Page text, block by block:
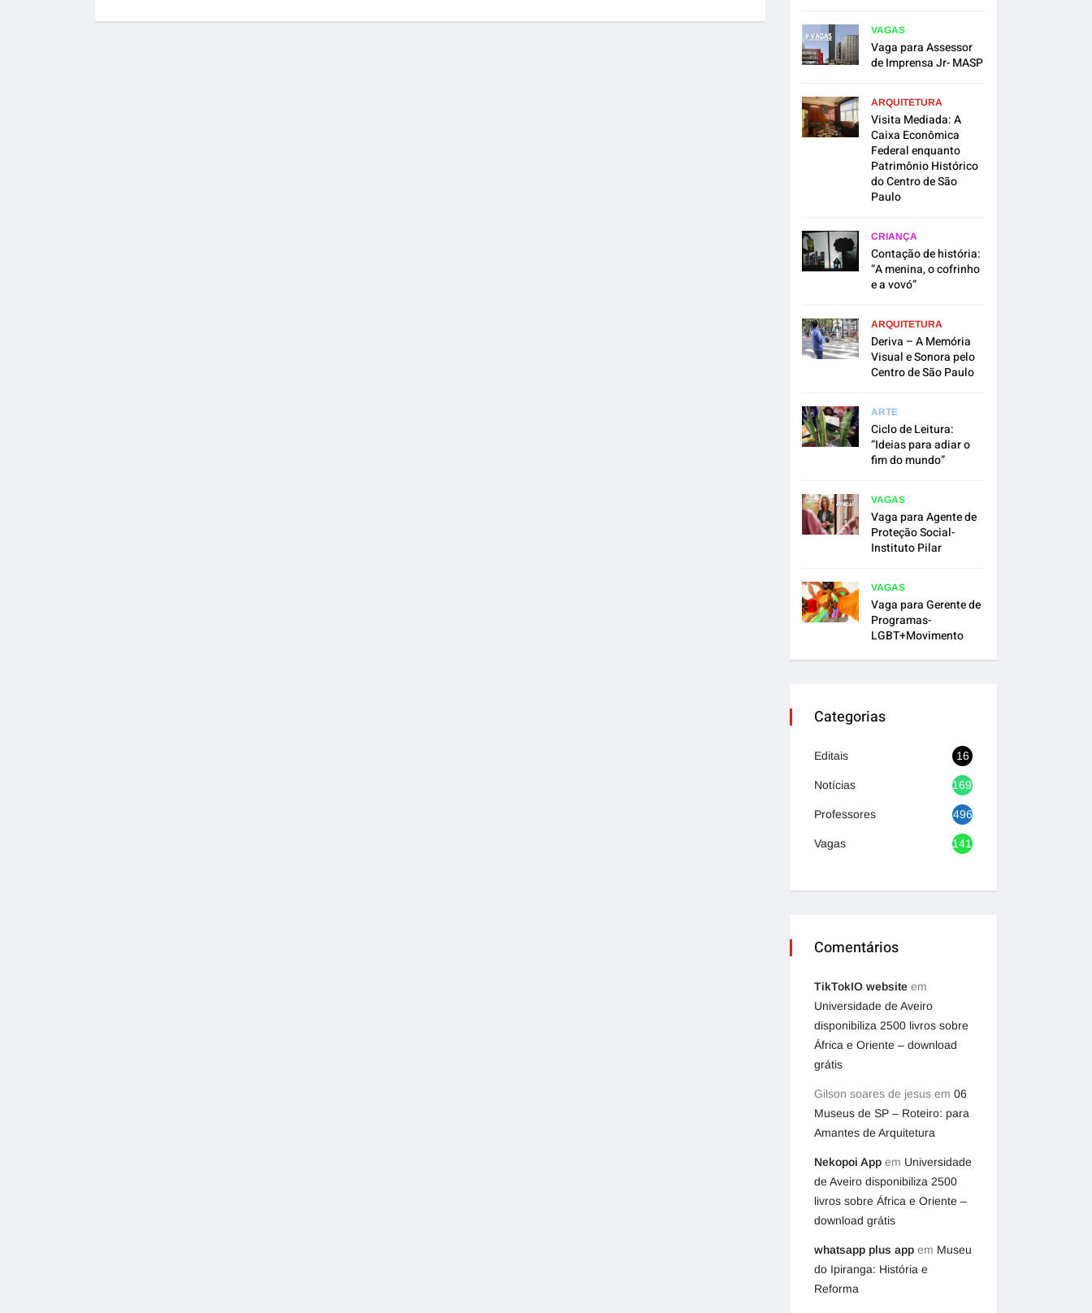
VAGAS
Vaga para Assessor
de Imprensa Jr- MASP
ARQUITETURA
Visita Mediada: A
Caixa Econômica
Federal enquanto
Patrimônio Histórico
do Centro de São
Paulo
CRIANÇA
Contação de história:
“A menina, o cofrinho
e a vovó”
ARQUITETURA
Deriva – A Memória
Visual e Sonora pelo
Centro de São Paulo
ARTE
Ciclo de Leitura:
“Ideias para adiar o
fim do mundo”
VAGAS
Vaga para Agente de
Proteção Social-
Instituto Pilar
VAGAS
Vaga para Gerente de
Programas-
LGBT+Movimento
Categorias
Editais 16
Notícias 1692
Professores 496
Vagas 1417
Comentários
TikTokIO website em
Universidade de Aveiro
disponibiliza 2500 livros sobre
África e Oriente – download
grátis
Gilson soares de jesus em 06
Museus de SP – Roteiro: para
Amantes de Arquitetura
Nekopoi App em Universidade
de Aveiro disponibiliza 2500
livros sobre África e Oriente –
download grátis
whatsapp plus app em Museu
do Ipiranga: História e
Reforma